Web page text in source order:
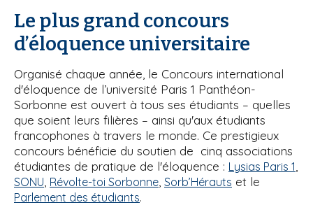
Le plus grand concours
d’éloquence universitaire
Organisé chaque année, le Concours international
d'éloquence de l’université Paris 1 Panthéon-
Sorbonne est ouvert à tous ses étudiants – quelles
que soient leurs filières – ainsi qu'aux étudiants
francophones à travers le monde. Ce prestigieux
concours bénéficie du soutien de cinq associations
étudiantes de pratique de l'éloquence : Lysias Paris 1
SONU Révolte-toi Sorbonne Sorb’Hérauts et le
Parlement des étudiants.